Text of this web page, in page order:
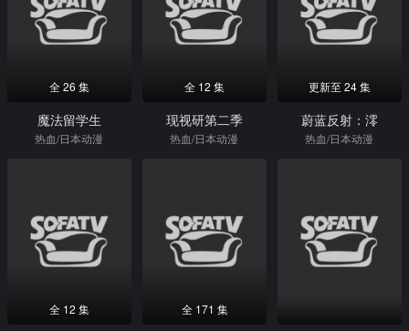
全 26 集
魔法留学生
热血/日本动漫
全 12 集
现视研第二季
热血/日本动漫
更新至 24 集
蔚蓝反射：澪
热血/日本动漫
全 12 集 全 171 集